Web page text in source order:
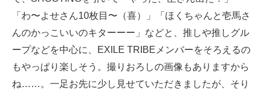
「わ〜よせさん10枚目〜（喜）」「ほくちゃんと壱馬さ
んのかっこいいのキターーー」などと、推しや推しグル
ープなどを中心に、EXILE TRIBEメンバーをそろえるの
もやっぱり楽しそう。撮りおろしの画像もありますから
ね……。一足お先に少し見せていただきましたが、そり